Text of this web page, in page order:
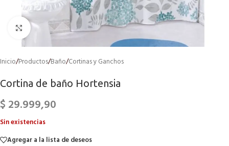
Click to enlarge
Inicio/Productos/Baño/Cortinas y Ganchos
Cortina de baño Hortensia
$ 29.999,90
Sin existencias
Agregar a la lista de deseos